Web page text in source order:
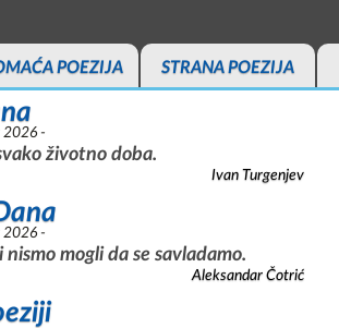
POEZIJA STRANA POEZIJA
2026 -
životno doba.
Ivan Turgenjev
2026 -
mogli da se savladamo.
Aleksandar Čotrić